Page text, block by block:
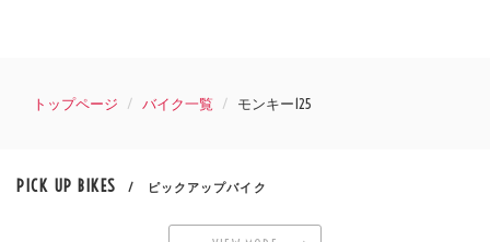
トップページ バイク一覧 モンキー125
PICK UP BIKES / ピックアップバイク